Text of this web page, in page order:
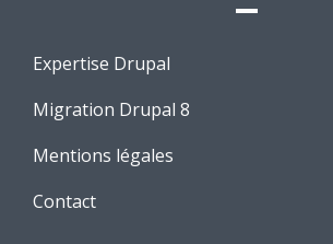
Expertise Drupal
Migration Drupal 8
Mentions légales
Contact